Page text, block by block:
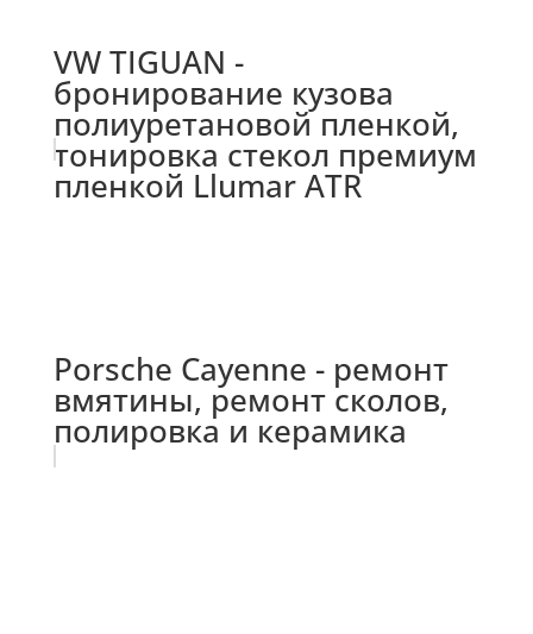
VW TIGUAN -
бронирование кузова
полиуретановой пленкой,
тонировка стекол премиум
пленкой Llumar ATR
Porsche Cayenne - ремонт
вмятины, ремонт сколов,
полировка и керамика